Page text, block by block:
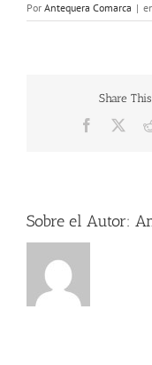
Por Antequera Comarca |
Share
Facebook
Sobre el Autor: